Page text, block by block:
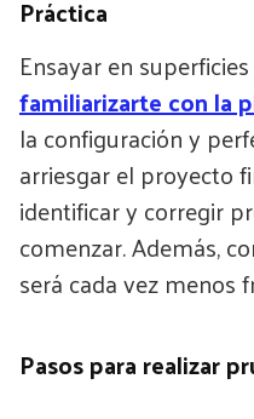
Práctica
Ensayar en
familiarizarte con la
la configuración y
arriesgar el proyecto
identificar y corregir
comenzar. Además,
será cada vez menos
Pasos para realizar